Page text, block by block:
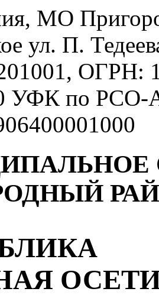
МО
ул. П.
ОГРН:
УФК по РСО-